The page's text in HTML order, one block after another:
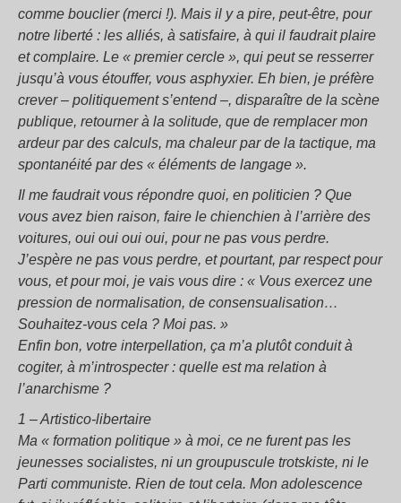
comme bouclier (merci !). Mais il y a pire, peut-être, pour
notre liberté : les alliés, à satisfaire, à qui il faudrait plaire
et complaire. Le « premier cercle », qui peut se resserrer
jusqu’à vous étouffer, vous asphyxier. Eh bien, je préfère
crever – politiquement s’entend –, disparaître de la scène
publique, retourner à la solitude, que de remplacer mon
ardeur par des calculs, ma chaleur par de la tactique, ma
spontanéité par des « éléments de langage ».
Il me faudrait vous répondre quoi, en politicien ? Que
vous avez bien raison, faire le chienchien à l’arrière des
voitures, oui oui oui oui, pour ne pas vous perdre.
J’espère ne pas vous perdre, et pourtant, par respect pour
vous, et pour moi, je vais vous dire : « Vous exercez une
pression de normalisation, de consensualisation…
Souhaitez-vous cela ? Moi pas. »
Enfin bon, votre interpellation, ça m’a plutôt conduit à
cogiter, à m’introspecter : quelle est ma relation à
l’anarchisme ?
1 – Artistico-libertaire
Ma « formation politique » à moi, ce ne furent pas les
jeunesses socialistes, ni un groupuscule trotskiste, ni le
Parti communiste. Rien de tout cela. Mon adolescence